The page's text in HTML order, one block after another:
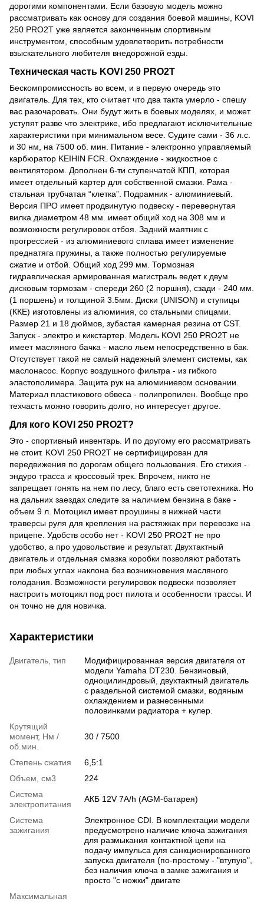
дорогими компонентами. Если базовую модель можно
рассматривать как основу для создания боевой машины, KOVI
250 PRO2T уже является законченным спортивным
инструментом, способным удовлетворить потребности
взыскательного любителя внедорожной езды.
Техническая часть KOVI 250 PRO2T
Бескомпромиссность во всем, и в первую очередь это
двигатель. Для тех, кто считает что два такта умерло - спешу
вас разочаровать. Они будут жить в боевых моделях, и может
уступят разве что электрике, ибо предлагают исключительные
характеристики при минимальном весе. Судите сами - 36 л.с.
и 30 нм, на 7500 об. мин. Питание - электронно управляемый
карбюратор KEIHIN FCR. Охлаждение - жидкостное с
вентилятором. Дополнен 6-ти ступенчатой КПП, которая
имеет отдельный картер для собственной смазки. Рама -
стальная трубчатая “клетка”. Подрамник - алюминиевый.
Версия ПРО имеет продвинутую подвеску - перевернутая
вилка диаметром 48 мм. имеет общий ход на 308 мм и
возможности регулировок отбоя. Задний маятник с
прогрессией - из алюминиевого сплава имеет изменение
преднатяга пружины, а также полностью регулируемые
сжатие и отбой. Общий ход 299 мм. Тормозная
гидравлическая армированная магистраль ведет к двум
дисковым тормозам - спереди 260 (2 поршня), сзади - 240 мм.
(1 поршень) и толщиной 3.5мм. Диски (UNISON) и ступицы
(ККЕ) изготовлены из алюминия, со стальными спицами.
Размер 21 и 18 дюймов, зубастая камерная резина от CST.
Запуск - электро и кикстартер. Модель KOVI 250 PRO2T не
имеет масляного бачка - масло льем непосредственно в бак.
Отсутствует такой не самый надежный элемент системы, как
маслонасос. Корпус воздушного фильтра - из гибкого
эластополимера. Защита рук на алюминиевом основании.
Материал пластикового обвеса - полипропилен. Вообще про
техчасть можно говорить долго, но интересует другое.
Для кого KOVI 250 PRO2T?
Это - спортивный инвентарь. И по другому его рассматривать
не стоит. KOVI 250 PRO2T не сертифицирован для
передвижения по дорогам общего пользования. Его стихия -
эндуро трасса и кроссовый трек. Впрочем, никто не
запрещает гонять на нем по лесу, благо есть светотехника. Но
на дальних заездах следите за наличием бензина в баке -
объем 9 л. Мотоцикл имеет проушины в нижней части
траверсы руля для крепления на растяжках при перевозке на
прицепе. Удобств особо нет - KOVI 250 PRO2T не про
удобство, а про удовольствие и результат. Двухтактный
двигатель и отдельная смазка коробки позволяют работать
при любых углах наклона без возникновения масляного
голодания. Возможности регулировок подвески позволяет
настроить мотоцикл под рост пилота и особенности трассы. И
он точно не для новичка.
Характеристики
Двигатель, тип
Модифицированная версия двигателя от
модели Yamaha DT230. Бензиновый,
одноцилиндровый, двухтактный двигатель
с раздельной системой смазки, водяным
охлаждением и разнесенными
половинками радиатора + кулер.
Крутящий
момент, Нм /
об.мин.
30 / 7500
Степень сжатия
6,5:1
Объем, см3
224
Система
электропитания
АКБ 12V 7А/h (AGM-батарея)
Система
зажигания
Электронное СDI. В комплектации модели
предусмотрено наличие ключа зажигания
для размыкания контактной цепи на
подачу импульса для санкционированного
запуска двигателя (по-простому - "втупую",
без наличия ключа в замке зажигания и
просто "с ножки" двигате
Максимальная